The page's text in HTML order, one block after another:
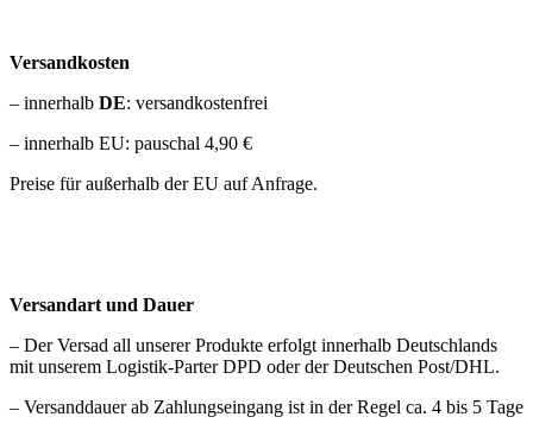
Versandkosten
– innerhalb DE: versandkostenfrei
– innerhalb EU: pauschal 4,90 €
Preise für außerhalb der EU auf Anfrage.
Versandart und Dauer
– Der Versad all unserer Produkte erfolgt innerhalb Deutschlands
mit unserem Logistik-Parter DPD oder der Deutschen Post/DHL.
– Versanddauer ab Zahlungseingang ist in der Regel ca. 4 bis 5 Tage